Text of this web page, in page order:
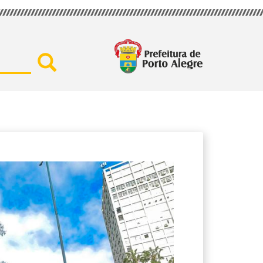
Buscar por secretaria,